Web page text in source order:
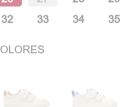
32
33 34 35